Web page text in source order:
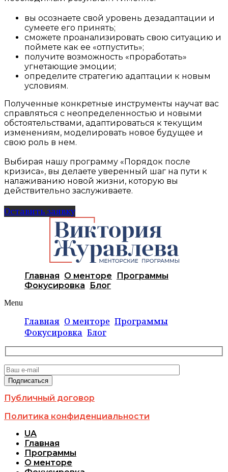
вы осознаете свой уровень дезадаптации и
сумеете его принять;
сможете проанализировать свою ситуацию и
поймете как ее «отпустить»;
получите возможность «проработать»
угнетающие эмоции;
определите стратегию адаптации к новым
условиям.
Полученные конкретные инструменты научат вас
справляться с неопределенностью и новыми
обстоятельствами, адаптироваться к текущим
изменениям, моделировать новое будущее и
свою роль в нем.
Выбирая нашу программу «Порядок после
кризиса», вы делаете уверенный шаг на пути к
налаживанию новой жизни, которую вы
действительно заслуживаете.
Оставить заявку
Главная О менторе
Программы
Фокусировка
Блог
Menu
Главная О менторе Программы
Фокусировка Блог
Публичный договор
Политика конфиденциальности
UA
Главная
Программы
О менторе